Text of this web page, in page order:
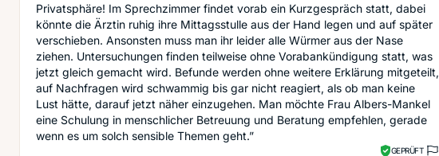
Privatsphäre! Im Sprechzimmer findet vorab ein Kurzgespräch statt, dabei
könnte die Ärztin ruhig ihre Mittagsstulle aus der Hand legen und auf später
verschieben. Ansonsten muss man ihr leider alle Würmer aus der Nase
ziehen. Untersuchungen finden teilweise ohne Vorabankündigung statt, was
jetzt gleich gemacht wird. Befunde werden ohne weitere Erklärung mitgeteilt,
auf Nachfragen wird schwammig bis gar nicht reagiert, als ob man keine
Lust hätte, darauf jetzt näher einzugehen. Man möchte Frau Albers-Mankel
eine Schulung in menschlicher Betreuung und Beratung empfehlen, gerade
wenn es um solch sensible Themen geht.”
GEPRÜFT